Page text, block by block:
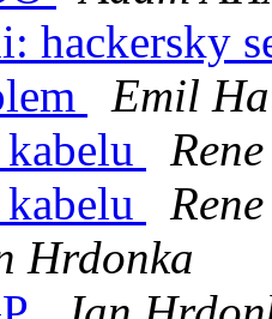
hackersky
Emil
Hrdonka